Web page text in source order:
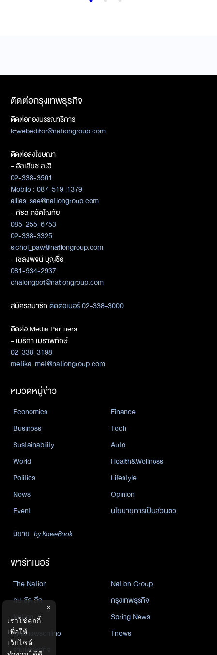
ติดต่อกรุงเทพธุรกิจ
ติดต่อกองบรรณาธิการ
ktwebeditor@nationgroup.com
ติดต่อลงโฆษณา
- อัลเลียซ สะอิ
02-338-3561
Mobile : 087-519-1379
allias_sae@nationgroup.com
- ศิชล ภวัตโณทัย
085-255-6753
02-338-3325
sichol_paw@nationgroup.com
- เชลงพจน์ บุญซื่อ
081-934-2937
chalengpot@nationgroup.com
สมัครสมาชิกติดต่อเบอร์ 02-338-3000
ติดต่อ Media Partners
- เมธิกา เมธาพิทักษ์
02-338-3198
metika_met@nationgroup.com
หมวดหมู่ข่าว
Economics
Finance
Business
Tech
Sustainability
Auto
World
Health&Wellness
Politics
Lifestyle
News
Opinion
Event
นโยบายการเป็นส่วนตัว
นิยาย by KaweBook
พาร์ทเนอร์
The Nation
Nation Group
คม ชัด ลึก
กรุงเทพธุรกิจ
Nation
Spring News
Thainewsonline
Tnews
ฐานเศรษฐกิจ
×
เราใช้คุกกี้
เพื่อให้
เว็บไซต์